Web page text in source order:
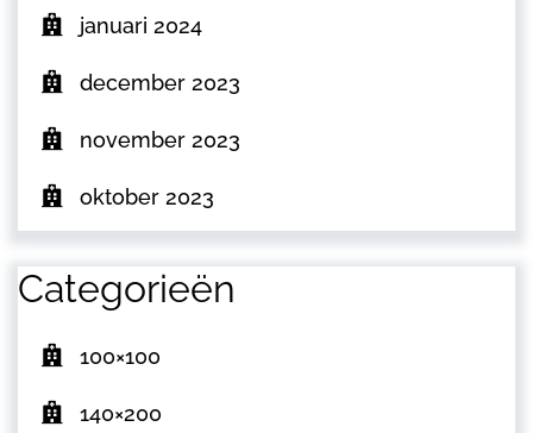
januari 2024
december 2023
november 2023
oktober 2023
Categorieën
100×100
140×200